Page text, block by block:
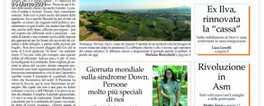
25 Marzo 2021